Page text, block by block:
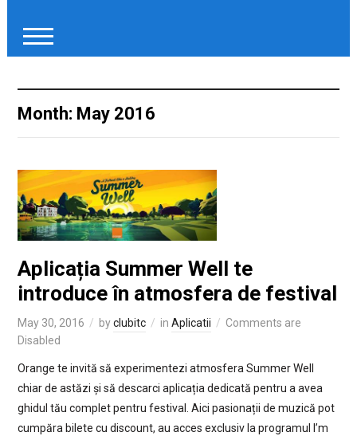
Month: May 2016
Aplicația Summer Well te
introduce în atmosfera de festival
May 30, 2016 byclubitc in Aplicatii
Comments are
Disabled
Orange te invită să experimentezi atmosfera Summer Well
chiar de astăzi și să descarci aplicația dedicată pentru a avea
ghidul tău complet pentru festival. Aici pasionații de muzică pot
cumpăra bilete cu discount, au acces exclusiv la programul I’m